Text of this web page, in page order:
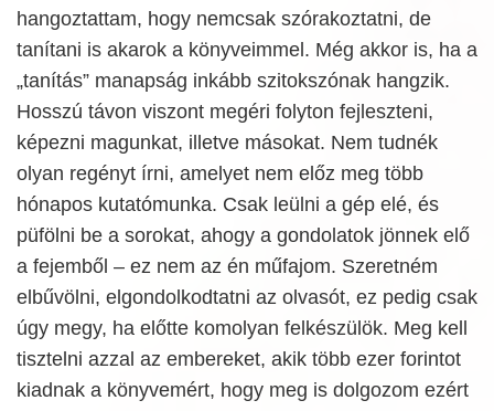
hangoztattam, hogy nemcsak szórakoztatni, de
tanítani is akarok a könyveimmel. Még akkor is, ha a
„tanítás” manapság inkább szitokszónak hangzik.
Hosszú távon viszont megéri folyton fejleszteni,
képezni magunkat, illetve másokat. Nem tudnék
olyan regényt írni, amelyet nem előz meg több
hónapos kutatómunka. Csak leülni a gép elé, és
püfölni be a sorokat, ahogy a gondolatok jönnek elő
a fejemből – ez nem az én műfajom. Szeretném
elbűvölni, elgondolkodtatni az olvasót, ez pedig csak
úgy megy, ha előtte komolyan felkészülök. Meg kell
tisztelni azzal az embereket, akik több ezer forintot
kiadnak a könyvemért, hogy meg is dolgozom ezért